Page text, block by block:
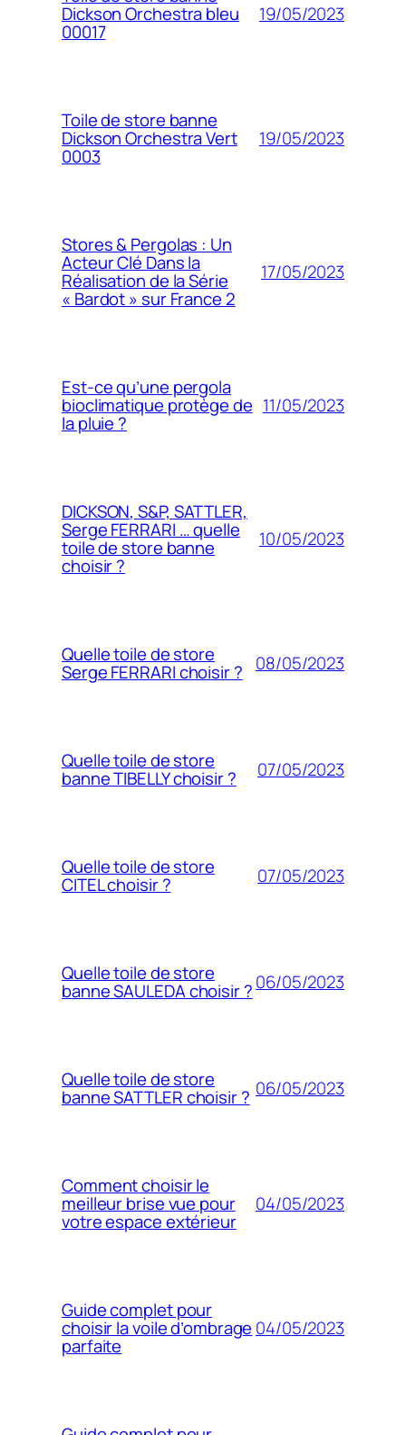
Dickson Orchestra bleu
00017
19/05/2023
Toile de store banne
Dickson Orchestra Vert
0003
19/05/2023
Stores & Pergolas : Un
Acteur Clé Dans la
Réalisation de la Série
« Bardot » sur France 2
17/05/2023
Est-ce qu’une pergola
bioclimatique protège de
la pluie ?
11/05/2023
DICKSON, S&P, SATTLER,
Serge FERRARI … quelle
toile de store banne
choisir ?
10/05/2023
Quelle toile de store
Serge FERRARI choisir ? 08/05/2023
Quelle toile de store
banne TIBELLY choisir ? 07/05/2023
Quelle toile de store
CITEL choisir ? 07/05/2023
Quelle toile de store
banne SAULEDA choisir ?06/05/2023
Quelle toile de store
banne SATTLER choisir ? 06/05/2023
Comment choisir le
meilleur brise vue pour
votre espace extérieur
04/05/2023
Guide complet pour
choisir la voile d’ombrage
parfaite
04/05/2023